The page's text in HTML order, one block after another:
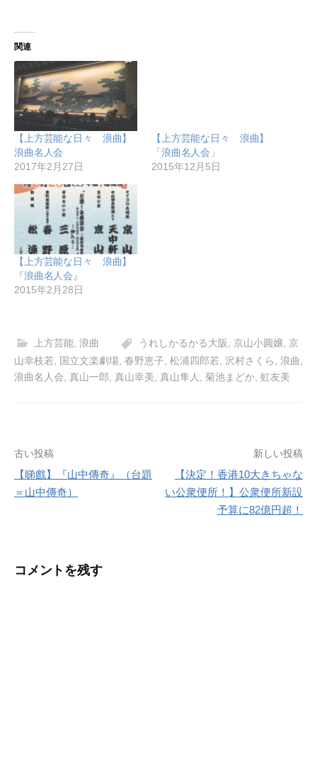
関連
【上方芸能な日々 浪曲】
浪曲名人会
2017年2月27日
【上方芸能な日々 浪曲】
「浪曲名人会」
2015年12月5日
【上方芸能な日々 浪曲】
『浪曲名人会』
2015年2月28日
上方芸能, 浪曲 うれしかるかる大阪, 京山小圓嬢, 京
山幸枝若
国立文楽劇場 春野恵子 松浦四郎若 沢村さくら 浪曲
浪曲名人会 真山一郎 真山幸美 真山隼人 菊池まどか 虹友美
投
稿
ゲ
古い投稿
【睇戲】『山中傳奇』（台題
＝山中傳奇）
新しい投稿
【決定！香港10大きちゃな
い公衆便所！】公衆便所新設
予算に82億円超！
コメントを残す